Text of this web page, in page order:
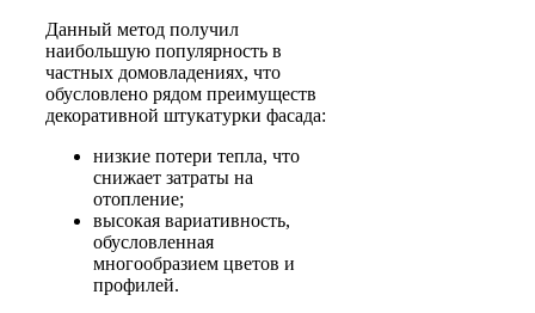
Данный метод получил
наибольшую популярность в
частных домовладениях, что
обусловлено рядом преимуществ
декоративной штукатурки фасада:
низкие потери тепла, что
снижает затраты на
отопление;
высокая вариативность,
обусловленная
многообразием цветов и
профилей.